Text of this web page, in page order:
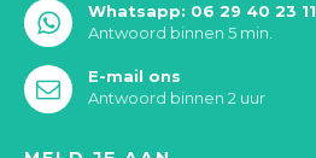
Whatsapp: 06 29 40 23 11
Antwoord binnen 5 min.
E-mail ons
Antwoord binnen 2 uur